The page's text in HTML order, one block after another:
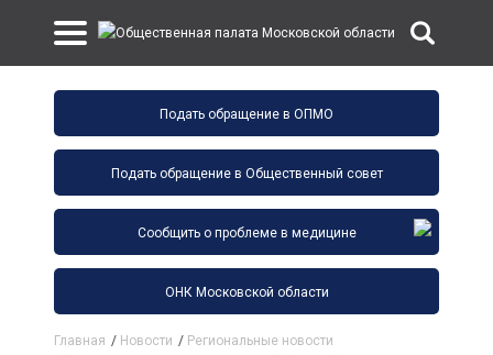
Подать обращение в ОПМО
Подать обращение в Общественный совет
Сообщить о проблеме в медицине
ОНК Московской области
Главная / Новости / Региональные новости